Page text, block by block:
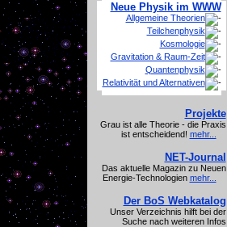
Neue Physik im WWW
Allgemeine Theorien
Teilchenphysik
Kosmologie
Gravitation & Raum-Zeit
Quantenphysik
Relativität und Alternativen
Projekte
Grau ist alle Theorie - die Praxis
ist entscheidend! mehr...
NET-Journal
Das aktuelle Magazin zu Neuen
Energie-Technologien mehr...
Der BoS Webkatalog
Unser Verzeichnis hilft bei der
Suche nach weiteren Infos